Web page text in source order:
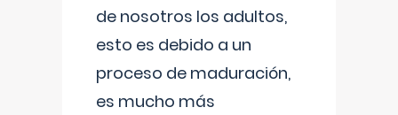
de nosotros los adultos,
esto es debido a un
proceso de maduración,
es mucho más